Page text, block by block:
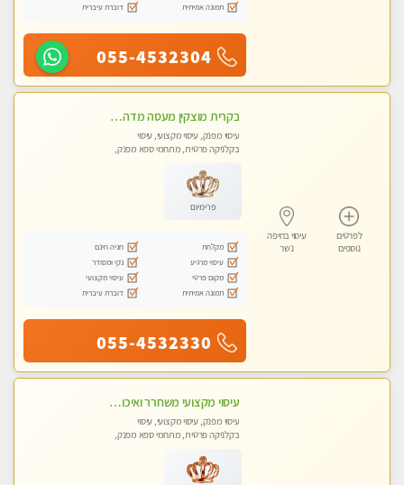
תמונה אמיתית
דוברת עיברית
055-4532304
לפרטים
נוספים
עיסוי בחיפה
נשר
בקרית מוצקין מעסה מדהימה- כל סוגי העיסויים מעסה מקצועית ואיכותית פרטי!!! לחוויה בלתי נשכחת!!
עיסוי מפנק, עיסוי מקצועי, עיסוי
בקלניקה פרטית, מתחמי ספא מפנק,
פרימיום
מקלחת
חניה חינם
עיסוי מרגיע
נקי ומסודר
מקום פרטי
עיסוי מקצועי
תמונה אמיתית
דוברת עיברית
055-4532330
עיסוי מקצועי משחרר ואיכותי והכי טוב בעיר - מרגיע ומפנק
עיסוי מפנק, עיסוי מקצועי, עיסוי
בקלניקה פרטית, מתחמי ספא מפנק,